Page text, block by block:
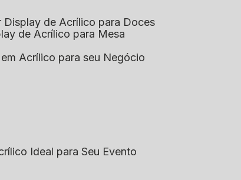
Display de Acrílico para Doces
de Acrílico para Mesa
Acrílico para seu Negócio
Ideal para Seu Evento